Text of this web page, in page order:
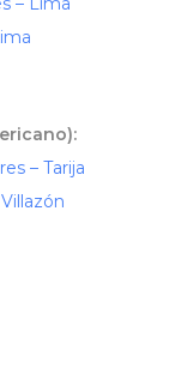
– Tarija